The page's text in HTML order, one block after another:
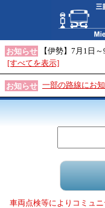
お知らせ
【伊勢】7月1日
[すべてを表示]
お知らせ 一部の路線にお
車両点検等によりコミュ